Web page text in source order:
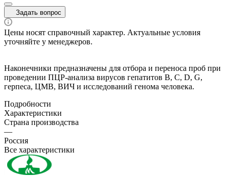
Задать вопрос
Цены носят справочный характер. Актуальные условия
уточняйте у менеджеров.
Наконечники предназначены для отбора и переноса проб при
проведении ПЦР-анализа вирусов гепатитов В, С, D, G,
герпеса, ЦМВ, ВИЧ и исследований генома человека.
Подробности
Характеристики
Страна производства
—
Россия
Все характеристики